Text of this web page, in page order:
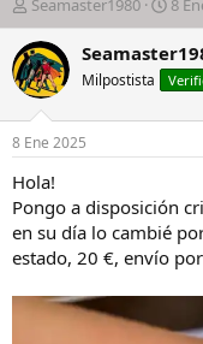
n
i
c
i
a
d
o
r
e
l
h
l
Seamaster1980
e
c
h
a
i
c
i
o
8
Milpostista
8 Ene 2025
Hola!
Pongo a disposición
en su día lo cambié
estado, 20 €, envío